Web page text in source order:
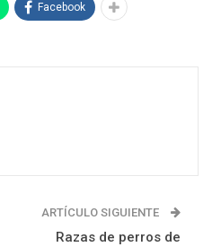
Facebook
ARTÍCULO SIGUIENTE
Razas de perros de